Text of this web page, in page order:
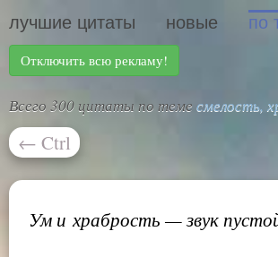
лучшие цитаты новые по
Отключить всю рекламу!
Всего 300 цитаты по теме смелость,
← Ctrl
Ум и храбрость — звук